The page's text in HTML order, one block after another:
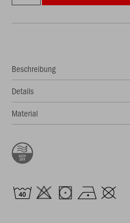
Beschreibung
Details
Material